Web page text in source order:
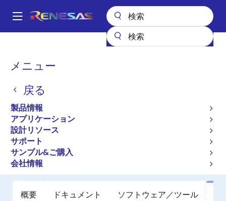
ン
Main
メニュー
戻る
製品情報
アプリケーション
設計リソース
サポート
サンプル&ご購入
会社情報
パ
く
ず
パワー & パワーマネジメント
電源周辺デバイス
SLG7SV47663V
マイクロプロセッサ監視IC
概要 ドキュメント ソフトウェア／ツール